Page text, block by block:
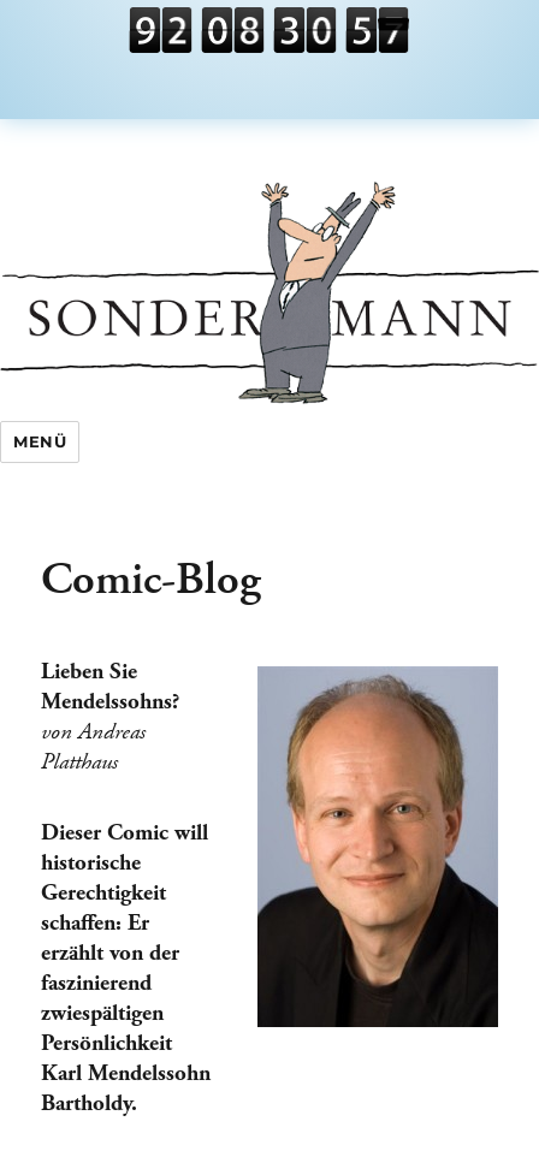
Sondermann e.V.
MENÜ
Comic-Blog
Lieben Sie
Mendelssohns?
von Andreas
Platthaus
Dieser Comic will
historische
Gerechtigkeit
schaffen: Er
erzählt von der
faszinierend
zwiespältigen
Persönlichkeit
Karl Mendelssohn
Bartholdy.